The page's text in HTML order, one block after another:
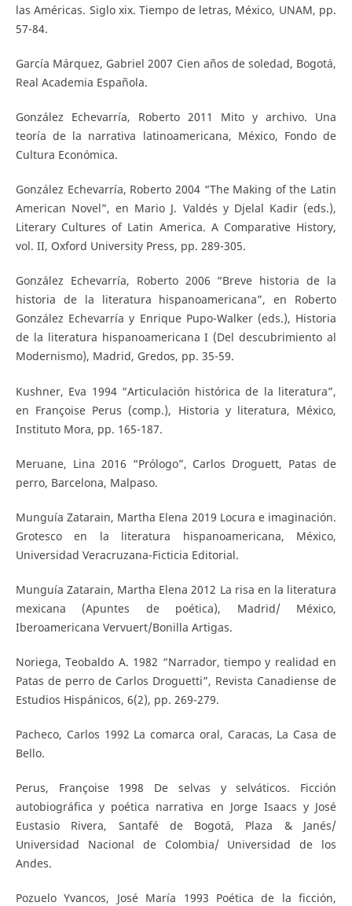
las Américas. Siglo xix. Tiempo de letras, México, UNAM, pp.
57-84.
García Márquez, Gabriel 2007 Cien años de soledad, Bogotá,
Real Academia Española.
González Echevarría, Roberto 2011 Mito y archivo. Una
teoría de la narrativa latinoamericana, México, Fondo de
Cultura Económica.
González Echevarría, Roberto 2004 “The Making of the Latin
American Novel”, en Mario J. Valdés y Djelal Kadir (eds.),
Literary Cultures of Latin America. A Comparative History,
vol. II, Oxford University Press, pp. 289-305.
González Echevarría, Roberto 2006 “Breve historia de la
historia de la literatura hispanoamericana”, en Roberto
González Echevarría y Enrique Pupo-Walker (eds.), Historia
de la literatura hispanoamericana I (Del descubrimiento al
Modernismo), Madrid, Gredos, pp. 35-59.
Kushner, Eva 1994 “Articulación histórica de la literatura”,
en Françoise Perus (comp.), Historia y literatura, México,
Instituto Mora, pp. 165-187.
Meruane, Lina 2016 “Prólogo”, Carlos Droguett, Patas de
perro, Barcelona, Malpaso.
Munguía Zatarain, Martha Elena 2019 Locura e imaginación.
Grotesco en la literatura hispanoamericana, México,
Universidad Veracruzana-Ficticia Editorial.
Munguía Zatarain, Martha Elena 2012 La risa en la literatura
mexicana (Apuntes de poética), Madrid/ México,
Iberoamericana Vervuert/Bonilla Artigas.
Noriega, Teobaldo A. 1982 “Narrador, tiempo y realidad en
Patas de perro de Carlos Droguetti”, Revista Canadiense de
Estudios Hispánicos, 6(2), pp. 269-279.
Pacheco, Carlos 1992 La comarca oral, Caracas, La Casa de
Bello.
Perus, Françoise 1998 De selvas y selváticos. Ficción
autobiográfica y poética narrativa en Jorge Isaacs y José
Eustasio Rivera, Santafé de Bogotá, Plaza & Janés/
Universidad Nacional de Colombia/ Universidad de los
Andes.
Pozuelo Yvancos, José María 1993 Poética de la ficción,